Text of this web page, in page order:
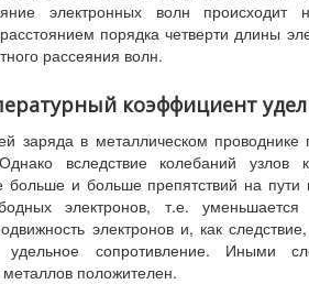
электронных волн происходит
порядка четверти длины
рассеяния волн.
коэффициент
заряда в металлическом
вследствие колебаний узлов
больше и больше препятствий на пути
электронов, т.е.
электронов и, как
удельное сопротивление. Иными
положителен.